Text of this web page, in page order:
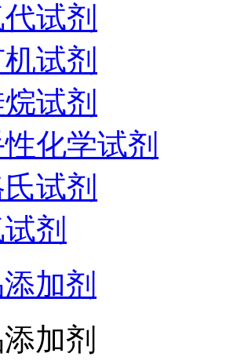
试剂
试剂
试剂
化学试剂
试剂
剂
加剂
加剂